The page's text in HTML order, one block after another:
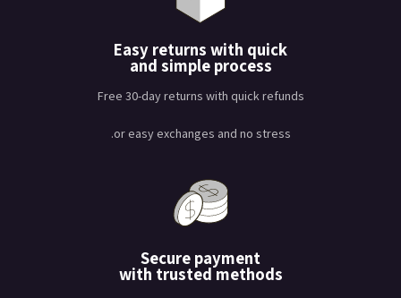
Easy returns with quick
and simple process
Free 30-day returns with quick refunds
or easy exchanges and no stress.
Secure payment
with trusted methods